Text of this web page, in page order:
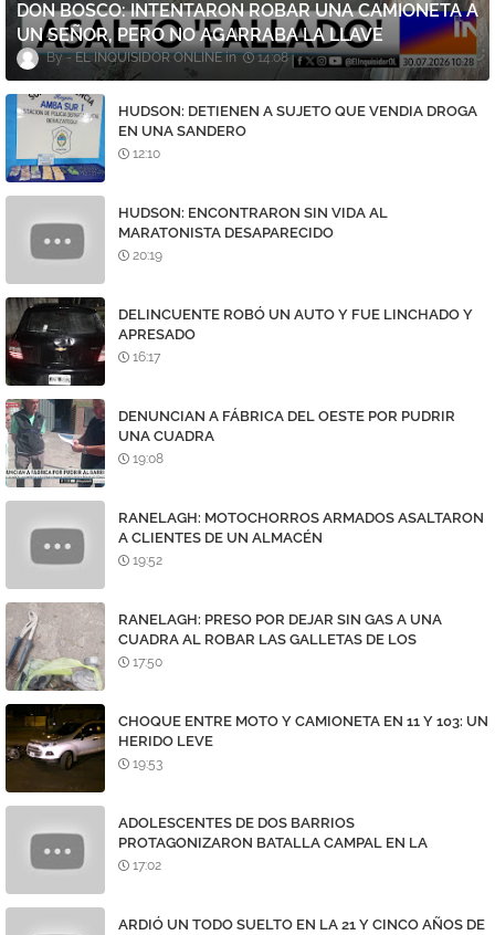
DON BOSCO: INTENTARON ROBAR UNA CAMIONETA A
UN SEÑOR, PERO NO AGARRABA LA LLAVE
EL INQUISIDOR ONLINE 14:08
HUDSON: DETIENEN A SUJETO QUE VENDIA DROGA
EN UNA SANDERO
12:10
HUDSON: ENCONTRARON SIN VIDA AL
MARATONISTA DESAPARECIDO
20:19
DELINCUENTE ROBÓ UN AUTO Y FUE LINCHADO Y
APRESADO
16:17
DENUNCIAN A FÁBRICA DEL OESTE POR PUDRIR
UNA CUADRA
19:08
RANELAGH: MOTOCHORROS ARMADOS ASALTARON
A CLIENTES DE UN ALMACÉN
19:52
RANELAGH: PRESO POR DEJAR SIN GAS A UNA
CUADRA AL ROBAR LAS GALLETAS DE LOS
MEDIDORES
17:50
CHOQUE ENTRE MOTO Y CAMIONETA EN 11 Y 103: UN
HERIDO LEVE
19:53
ADOLESCENTES DE DOS BARRIOS
PROTAGONIZARON BATALLA CAMPAL EN LA
AVENIDA 7
17:02
ARDIÓ UN TODO SUELTO EN LA 21 Y CINCO AÑOS DE